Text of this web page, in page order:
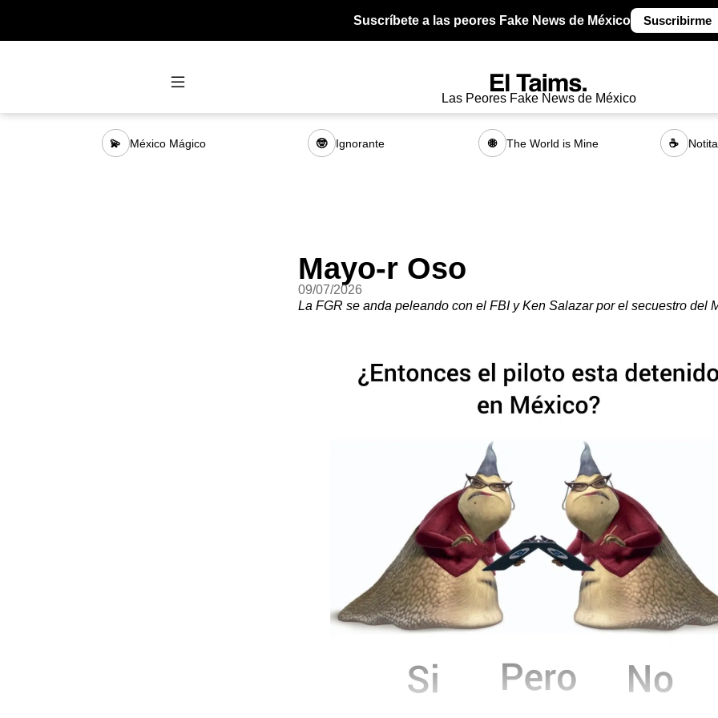
Suscríbete a las peores Fake News de México Suscribirme
Las Peores Fake News de México
💫 México Mágico 🤓 Ignorante 🌐 The World is Mine ☕
Mayo-r Oso
09/07/2026
La FGR se anda peleando con el FBI y Ken Salazar por el secuestro del